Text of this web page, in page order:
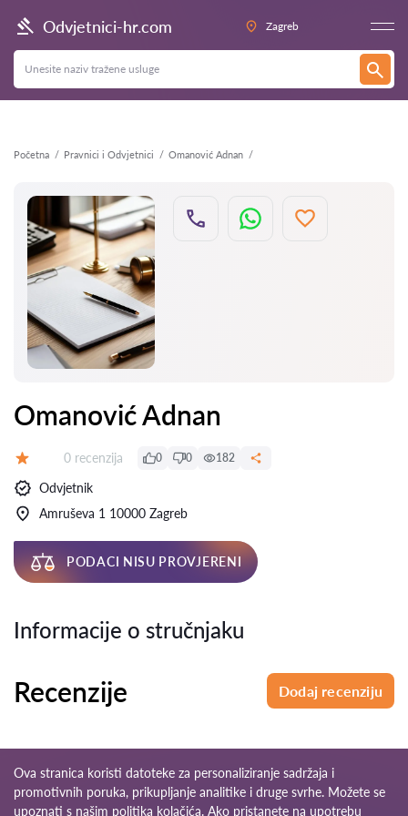
Odvjetnici-hr.com Zagreb
Početna Pravnici i Odvjetnici Omanović Adnan
Natrag
Omanović Adnan
Recenzija:
0 recenzija 0 0 182
Odvjetnik
Amruševa 1 10000 Zagreb
PODACI NISU PROVJERENI
Informacije o stručnjaku
Recenzije Dodaj recenziju
Ova stranica koristi datoteke za personaliziranje sadržaja i
promotivnih poruka, prikupljanje analitike i druge svrhe. Možete se
upoznati s našim politika kolačića. Ako pristanete na upotrebu